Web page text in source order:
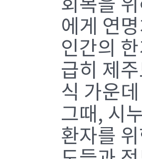
회복을
에게 연
인간의
급히 제
식 가운
그때, 시
환자를